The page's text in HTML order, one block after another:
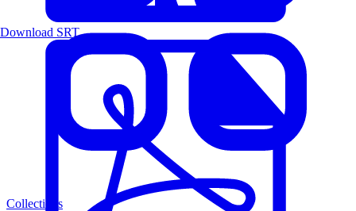
Collections
Download SRT